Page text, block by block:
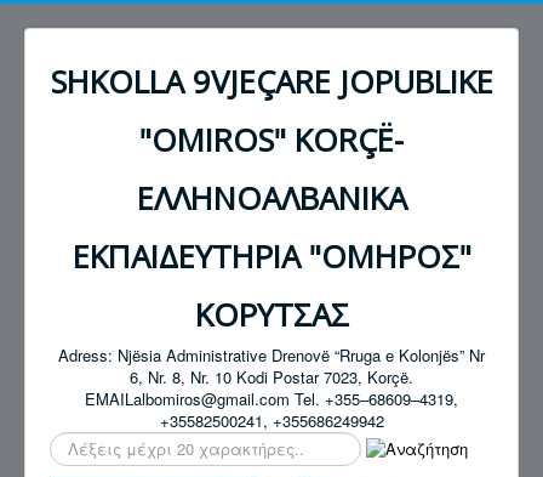
SHKOLLA 9VJEÇARE JOPUBLIKE
"OMIROS" KORÇË-
ΕΛΛΗΝΟΑΛΒΑΝΙΚΑ
ΕΚΠΑΙΔΕΥΤΗΡΙΑ "ΟΜΗΡΟΣ"
ΚΟΡΥΤΣΑΣ
Adress: Njësia Administrative Drenovë “Rruga e Kolonjës” Nr
6, Nr. 8, Nr. 10 Kodi Postar 7023, Korçë.
EMAILalbomiros@gmail.com Tel. +355–68609–4319,
+35582500241, +355686249942
Αναζήτηση...